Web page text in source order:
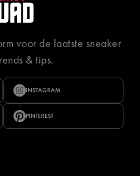
voor de laatste sneaker
& tips.
INSTAGRAM
PINTEREST